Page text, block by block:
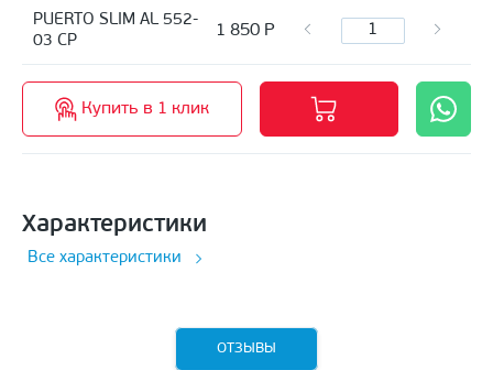
PUERTO SLIM AL 552-
03 CP
1 850 Р
Купить в 1 клик
Характеристики
Все характеристики
ОТЗЫВЫ